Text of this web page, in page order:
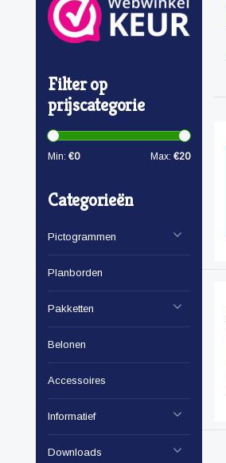
Filter op
prijscategorie
Min: €0 Max: €20
Categorieën
Pictogrammen
Planborden
Pakketten
Belonen
Accessoires
Informatief
Downloads